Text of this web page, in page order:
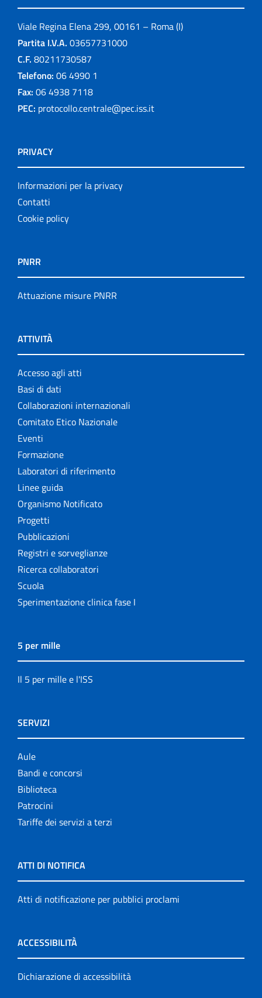
Viale Regina Elena 299, 00161 – Roma (I)
Partita I.V.A. 03657731000
C.F. 80211730587
Telefono: 06 4990 1
Fax: 06 4938 7118
PEC: protocollo.centrale@pec.iss.it
PRIVACY
Informazioni per la privacy
Contatti
Cookie policy
PNRR
Attuazione misure PNRR
ATTIVITÀ
Accesso agli atti
Basi di dati
Collaborazioni internazionali
Comitato Etico Nazionale
Eventi
Formazione
Laboratori di riferimento
Linee guida
Organismo Notificato
Progetti
Pubblicazioni
Registri e sorveglianze
Ricerca collaboratori
Scuola
Sperimentazione clinica fase I
5 per mille
Il 5 per mille e l'ISS
SERVIZI
Aule
Bandi e concorsi
Biblioteca
Patrocini
Tariffe dei servizi a terzi
ATTI DI NOTIFICA
Atti di notificazione per pubblici proclami
ACCESSIBILITÀ
Dichiarazione di accessibilità